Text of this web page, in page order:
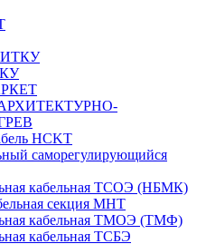
НCKТ
саморегулирующийся
кабельная ТСОЭ (НБМК)
секция МНТ
кабельная ТМОЭ (ТМФ)
кабельная ТСБЭ